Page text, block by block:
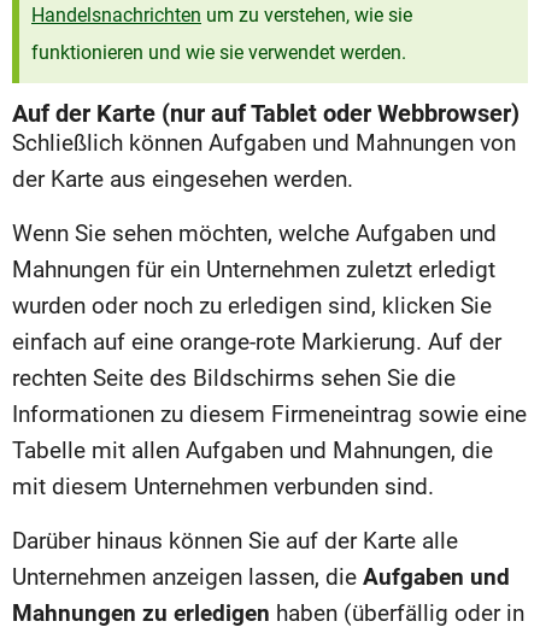
Handelsnachrichten um zu verstehen, wie sie
funktionieren und wie sie verwendet werden.
Auf der Karte (nur auf Tablet oder Webbrowser)
Schließlich können Aufgaben und Mahnungen von
der Karte aus eingesehen werden.
Wenn Sie sehen möchten, welche Aufgaben und
Mahnungen für ein Unternehmen zuletzt erledigt
wurden oder noch zu erledigen sind, klicken Sie
einfach auf eine orange-rote Markierung. Auf der
rechten Seite des Bildschirms sehen Sie die
Informationen zu diesem Firmeneintrag sowie eine
Tabelle mit allen Aufgaben und Mahnungen, die
mit diesem Unternehmen verbunden sind.
Darüber hinaus können Sie auf der Karte alle
Unternehmen anzeigen lassen, die Aufgaben und
Mahnungen zu erledigen haben (überfällig oder in